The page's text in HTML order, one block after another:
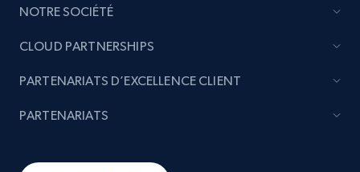
by podcast url
Video length, Likes, Views, and more.
NOTRE SOCIÉTÉ
CLOUD PARTNERSHIPS
PARTENARIATS D’EXCELLENCE CLIENT
PARTENARIATS